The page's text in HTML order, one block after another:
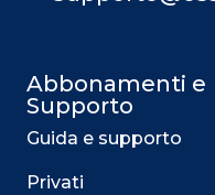
Abbonamenti e
Supporto
Guida e supporto
Privati